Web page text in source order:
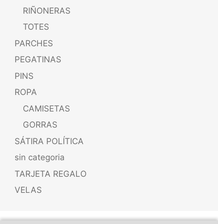
RIÑONERAS
TOTES
PARCHES
PEGATINAS
PINS
ROPA
CAMISETAS
GORRAS
SÁTIRA POLÍTICA
sin categoria
TARJETA REGALO
VELAS